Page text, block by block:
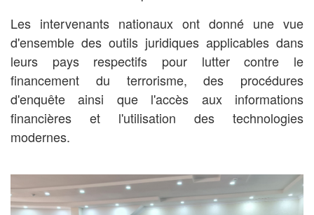
Les intervenants nationaux ont donné une vue
d'ensemble des outils juridiques applicables dans
leurs pays respectifs pour lutter contre le
financement du terrorisme, des procédures
d'enquête ainsi que l'accès aux informations
financières et l'utilisation des technologies
modernes.